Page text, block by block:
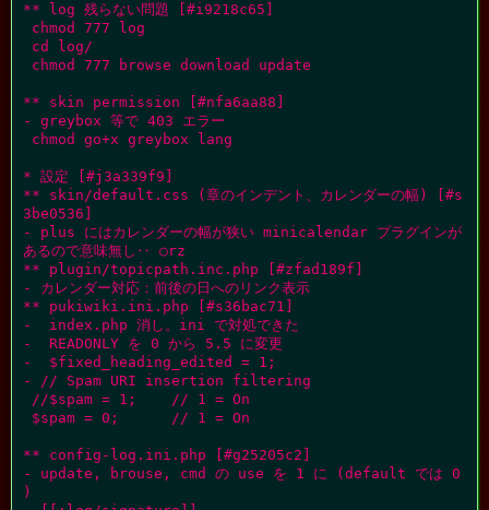
** log 残らない問題 [#i9218c65]
** skin permission [#nfa6aa88]
- greybox 等で 403 エラー
* 設定 [#j3a339f9]
** skin/default.css (章のインデント、カレンダーの幅) [#s
3be0536]
- plus にはカレンダーの幅が狭い minicalendar プラグインが
あるので意味無し‥ ○rz
** plugin/topicpath.inc.php [#zfad189f]
- カレンダー対応：前後の日へのリンク表示
** pukiwiki.ini.php [#s36bac71]
-  index.php 消し。ini で対処できた
-  READONLY を 0 から 5.5 に変更
-  $fixed_heading_edited = 1;
- // Spam URI insertion filtering
** config-log.ini.php [#g25205c2]
- update, brouse, cmd の use を 1 に (default では 0
)